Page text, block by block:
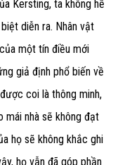
Kersting, ta không hề
diễn ra. Nhân vật
một tín điều mới
giả định phổ biến về
coi là thông minh,
mái nhà sẽ không đạt
họ sẽ không khắc ghi
họ vẫn đã góp phần